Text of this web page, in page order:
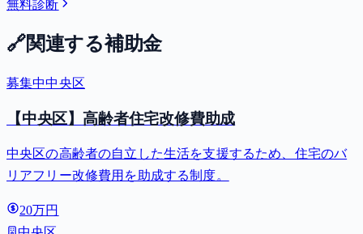
無料診断
🔗関連する補助金
募集中中央区
【中央区】高齢者住宅改修費助成
中央区の高齢者の自立した生活を支援するため、住宅のバ
リアフリー改修費用を助成する制度。
20万円